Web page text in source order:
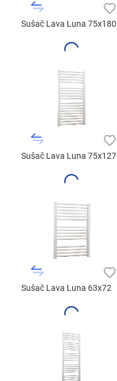
Sušač Lava Luna 75x180
Sušač Lava Luna 75x127
Sušač Lava Luna 63x72